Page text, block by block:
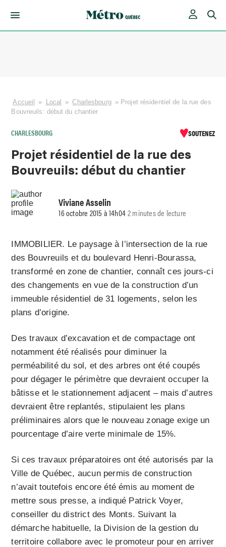
Accueil » Local » Charlesbourg » Projet résidentiel de la rue des
Bouvreuils: début du chantier
CHARLESBOURG SOUTENEZ
Projet résidentiel de la rue des
Bouvreuils: début du chantier
Viviane Asselin
16 octobre 2015 à 14h042 minutes de lecture
IMMOBILIER. Le paysage à l’intersection de la rue
des Bouvreuils et du boulevard Henri-Bourassa,
transformé en zone de chantier, connaît ces jours-ci
des changements en vue de la construction d’un
immeuble résidentiel de 31 logements, selon les
plans d’origine.
Des travaux d’excavation et de compactage ont
notamment été réalisés pour diminuer la
perméabilité du sol, et des arbres ont été coupés
pour dégager le périmètre que devraient occuper la
bâtisse et le stationnement adjacent – mais d’autres
devraient être replantés, stipulaient les plans
préliminaires alors que le nouveau zonage exige un
pourcentage d’aire verte minimale de 15%.
Si ces travaux préparatoires ont été autorisés par la
Ville de Québec, aucun permis de construction
n’avait toutefois encore été émis au moment de
mettre sous presse, a indiqué Patrick Voyer,
conseiller du district des Monts. Suivant la
démarche habituelle, la Division de la gestion du
territoire collabore avec le promoteur pour en arriver